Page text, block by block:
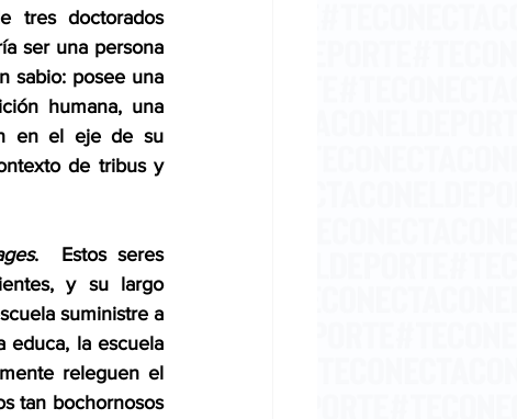
tres doctorados
ser una persona
sabio: posee una
humana, una
en el eje de su
de tribus y
.  Estos seres
y su largo
suministre a
educa, la escuela
releguen el
tan bochornosos